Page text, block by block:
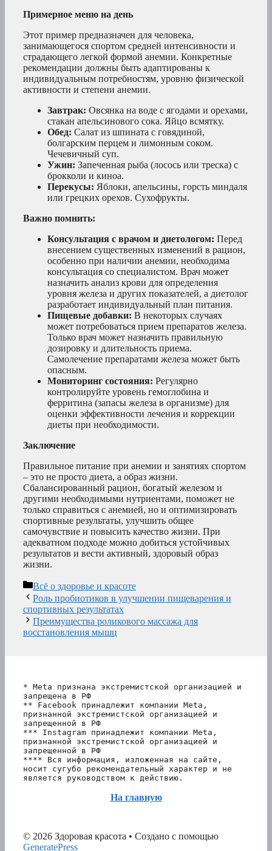
Примерное меню на день
Этот пример предназначен для человека,
занимающегося спортом средней интенсивности и
страдающего легкой формой анемии. Конкретные
рекомендации должны быть адаптированы к
индивидуальным потребностям, уровню физической
активности и степени анемии.
Завтрак: Овсянка на воде с ягодами и орехами,
стакан апельсинового сока. Яйцо всмятку.
Обед: Салат из шпината с говядиной,
болгарским перцем и лимонным соком.
Чечевичный суп.
Ужин: Запеченная рыба (лосось или треска) с
брокколи и киноа.
Перекусы: Яблоки, апельсины, горсть миндаля
или грецких орехов. Сухофрукты.
Важно помнить:
Консультация с врачом и диетологом: Перед
внесением существенных изменений в рацион,
особенно при наличии анемии, необходима
консультация со специалистом. Врач может
назначить анализ крови для определения
уровня железа и других показателей, а диетолог
разработает индивидуальный план питания.
Пищевые добавки: В некоторых случаях
может потребоваться прием препаратов железа.
Только врач может назначить правильную
дозировку и длительность приема.
Самолечение препаратами железа может быть
опасным.
Мониторинг состояния: Регулярно
контролируйте уровень гемоглобина и
ферритина (запасы железа в организме) для
оценки эффективности лечения и коррекции
диеты при необходимости.
Заключение
Правильное питание при анемии и занятиях спортом
– это не просто диета, а образ жизни.
Сбалансированный рацион, богатый железом и
другими необходимыми нутриентами, поможет не
только справиться с анемией, но и оптимизировать
спортивные результаты, улучшить общее
самочувствие и повысить качество жизни. При
адекватном подходе можно добиться устойчивых
результатов и вести активный, здоровый образ
жизни.
Рубрики
Всё о здоровье и красоте
Роль пробиотиков в улучшении пищеварения и
спортивных результатах
Преимущества роликового массажа для
восстановления мышц
* Meta признана экстремистской организацией и
запрещена в РФ
** Facebook принадлежит компании Meta,
признанной экстремистской организацией и
запрещенной в РФ
*** Instagram принадлежит компании Meta,
признанной экстремистской организацией и
запрещенной в РФ
**** Вся информация, изложенная на сайте,
носит сугубо рекомендательный характер и не
является руководством к действию.
На главную
© 2026 Здоровая красота • Создано с помощью
GeneratePress